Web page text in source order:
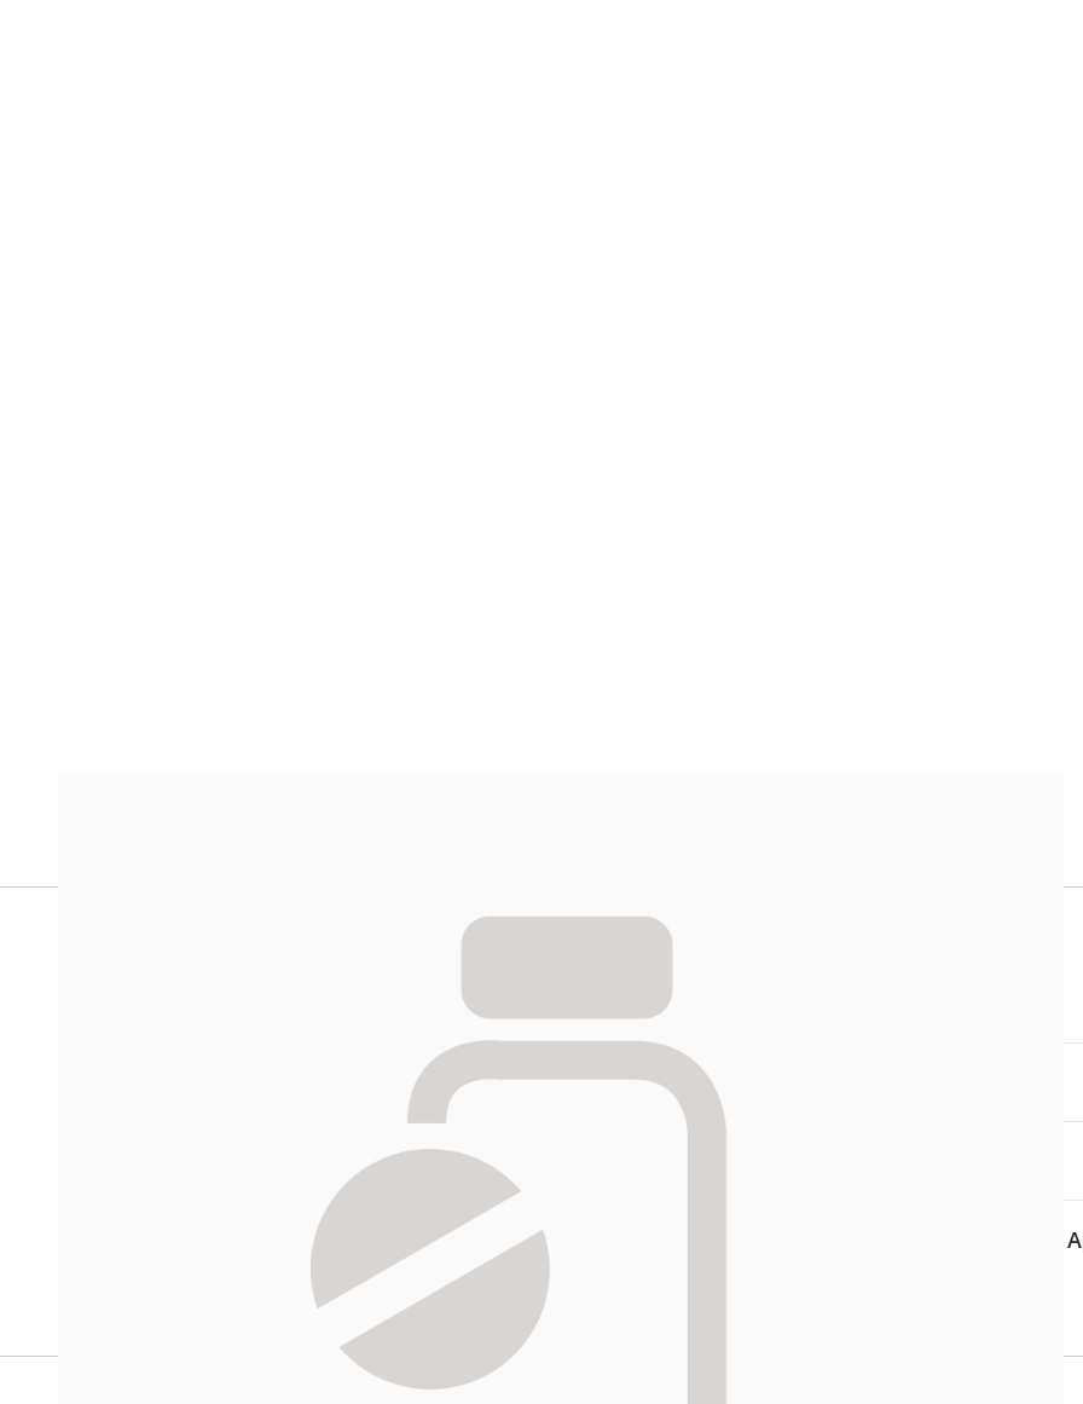
Miten tilaan reseptilääkkeitä
Reseptilääkkeiden tilaaminen edellyttää voimassa olevaa reseptiä, ja voit
-palvelusta. Tilausta varten sinun pitää ensin
tunnistautua. Apteekki käsittelee tilauksesi, jonka jälkeen voit maksaa ostoksesi.
Siirry reseptilääketilaukseen